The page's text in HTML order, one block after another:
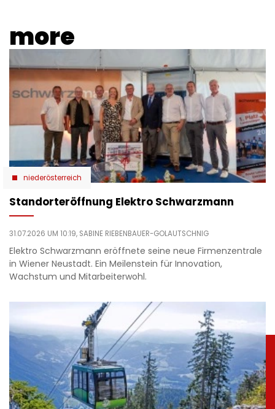
more
niederösterreich
Standorteröffnung Elektro Schwarzmann
31.07.2026 UM 10:19, SABINE RIEBENBAUER-GOLAUTSCHNIG
Elektro Schwarzmann eröffnete seine neue Firmenzentrale
in Wiener Neustadt. Ein Meilenstein für Innovation,
Wachstum und Mitarbeiterwohl.